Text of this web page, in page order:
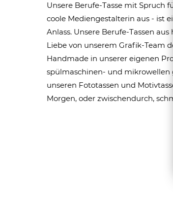
Unsere Berufe-Tasse mit Spruch
coole Mediengestalterin aus - ist
Anlass. Unsere Berufe-Tassen
Liebe von unserem Grafik-Team
Handmade in unserer eigenen
spülmaschinen- und mikrowellen
unseren Fototassen und
Morgen, oder zwischendurch,